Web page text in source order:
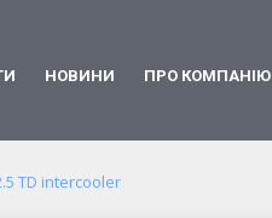
НОВИНИ ПРО КОМПАНІЮ
TD intercooler